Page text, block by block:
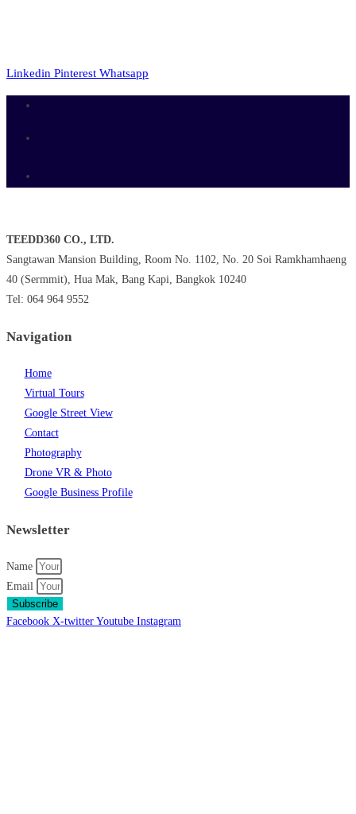
Linkedin Pinterest Whatsapp
TEEDD360 CO., LTD.
Sangtawan Mansion Building, Room No. 1102, No. 20 Soi Ramkhamhaeng
40 (Sermmit), Hua Mak, Bang Kapi, Bangkok 10240
Tel: 064 964 9552
Navigation
Home
Virtual Tours
Google Street View
Contact
Photography
Drone VR & Photo
Google Business Profile
Newsletter
Name
Email
Subscribe
Facebook X-twitter Youtube Instagram